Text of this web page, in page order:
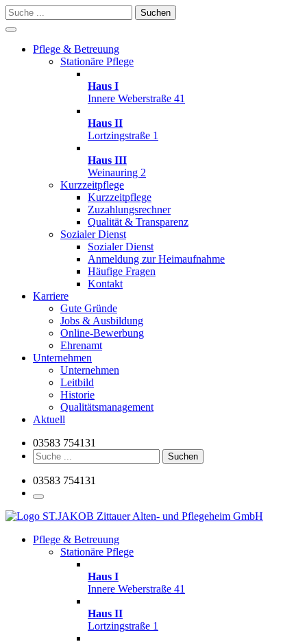
Suchen
Pflege & Betreuung
Stationäre Pflege
Haus I
Innere Weberstraße 41
Haus II
Lortzingstraße 1
Haus III
Weinauring 2
Kurzzeitpflege
Kurzzeitpflege
Zuzahlungsrechner
Qualität & Transparenz
Sozialer Dienst
Sozialer Dienst
Anmeldung zur Heimaufnahme
Häufige Fragen
Kontakt
Karriere
Gute Gründe
Jobs & Ausbildung
Online-Bewerbung
Ehrenamt
Unternehmen
Unternehmen
Leitbild
Historie
Qualitätsmanagement
Aktuell
03583 754131
Suchen
03583 754131
Pflege & Betreuung
Stationäre Pflege
Haus I
Innere Weberstraße 41
Haus II
Lortzingstraße 1